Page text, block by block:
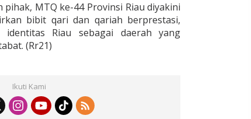
MTQ ke-44 Provinsi Riau diyakini
bibit qari dan qariah berprestasi,
Riau sebagai daerah yang
(Rr21)
Ikuti Kami